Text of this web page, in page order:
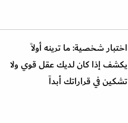
اختبار شخصية: ما ترينه أولاً
يكشف إذا كان لديك عقل قوي ولا
تشكين في قراراتك أبداً